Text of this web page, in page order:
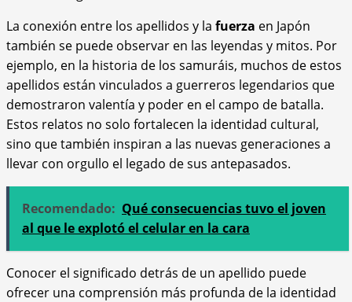
La conexión entre los apellidos y la fuerza en Japón
también se puede observar en las leyendas y mitos. Por
ejemplo, en la historia de los samuráis, muchos de estos
apellidos están vinculados a guerreros legendarios que
demostraron valentía y poder en el campo de batalla.
Estos relatos no solo fortalecen la identidad cultural,
sino que también inspiran a las nuevas generaciones a
llevar con orgullo el legado de sus antepasados.
Recomendado: Qué consecuencias tuvo el joven
al que le explotó el celular en la cara
Conocer el significado detrás de un apellido puede
ofrecer una comprensión más profunda de la identidad